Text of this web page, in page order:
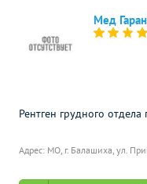
Мед
Адрес: МО, г. Балашиха, ул.
Рентген грудного